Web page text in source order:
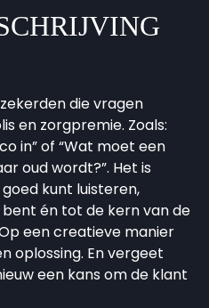
die vragen
en zorgpremie. Zoals:
in” of “Wat moet een
oud wordt?”. Het is
kunt luisteren,
én tot de kern van de
een creatieve manier
oplossing. En vergeet
een kans om de klant